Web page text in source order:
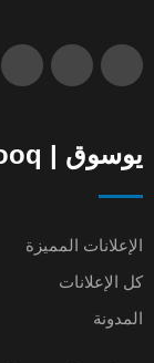
يوسوق | Usooq
الإعلانات المميزة
كل الإعلانات
المدونة